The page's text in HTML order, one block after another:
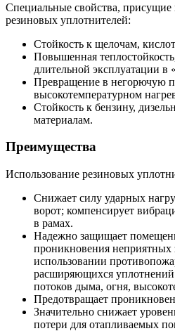
Специальные свойства,
резиновых уплотнителей:
Стойкость к щелочам,
Повышенная
длительной эксплуатации в
Превращение в негорючую
высокотемпературном
Стойкость к бензину,
материалам.
Преимущества
Использование резиновых
Снижает силу ударных
ворот; компенсирует
в рамах.
Надежно защищает
проникновения неприятных
использовании
расширяющихся
потоков дыма, огня,
Предотвращает
Значительно снижает
потери для отапливаемых